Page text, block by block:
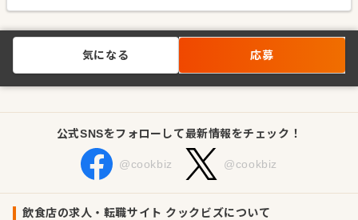
気になる 応募
公式SNSをフォローして最新情報をチェック！
@cookbiz @cookbiz
飲食店の求人・転職サイト クックビズについて